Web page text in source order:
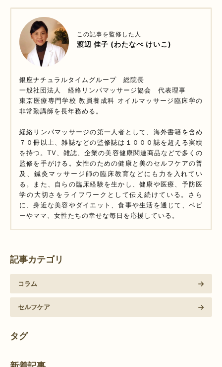
この記事を監修した人
渡辺 佳子 (わたなべ けいこ)
銀座ナチュラルタイムグループ 総院長
一般社団法人 経絡リンパマッサージ協会 代表理事
東京医療専門学校 教員養成科 オイルマッサージ臨床学の
非常勤講師を長年務める。
経絡リンパマッサージの第一人者として、海外書籍を含め
７０冊以上、雑誌などの監修誌は１０００誌を超える実績
を持つ。TV、雑誌、企業の美容健康関連商品などで多くの
監修を手がける。女性のための健康と美のセルフケアの普
及、鍼灸マッサージ師の臨床教育などにも力を入れてい
る。また、自らの臨床経験を生かし、健康や医療、予防医
学の大切さをライフワークとして伝え続けている。さら
に、身近な美容やダイエット、食事や生活を通じて、ベビ
ーやママ、女性たちの幸せな毎日を応援している。
記事カテゴリ
コラム
セルフケア
タグ